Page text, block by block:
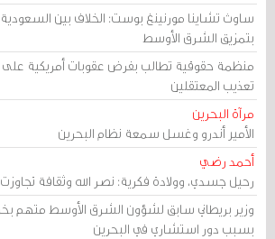
ساوث تشاينا مورنينغ بوست: الخلاف بين السعودية
بتمزيق الشرق الأوسط
منظمة حقوقية تطالب بفرض عقوبات أمريكية
تعذيب المعتقلين
مرآة البحرين
الأمير أندرو وغسل سمعة نظام البحرين
أحمد رضي
رحيل جسدي، وولادة فكرية: نصر الله وثقافة
وزير بريطاني سابق لشؤون الشرق الأوسط متهم
بسبب دور استشاري في البحرين